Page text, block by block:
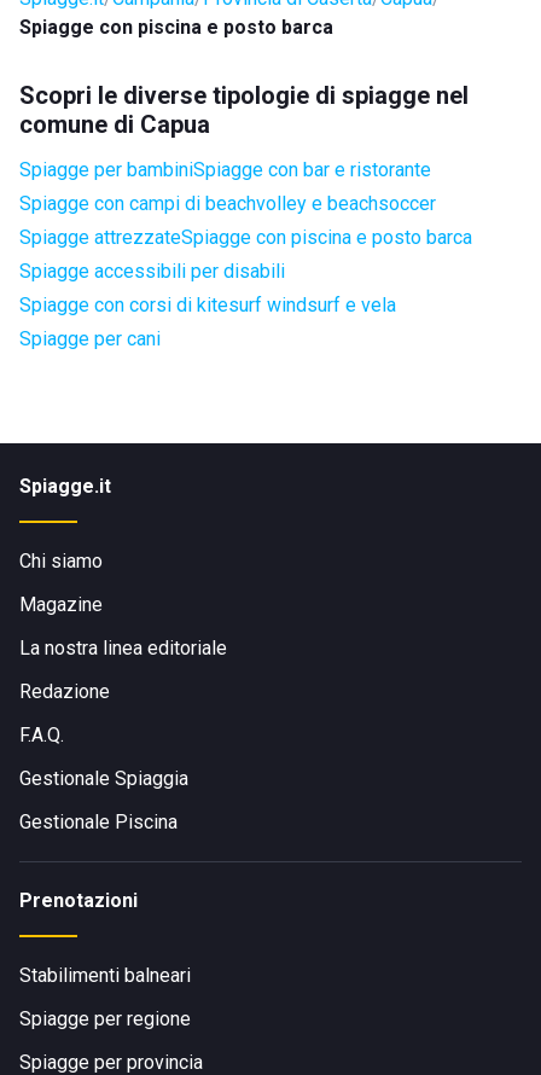
Spiagge con piscina e posto barca
Scopri le diverse tipologie di spiagge nel
comune di Capua
Spiagge per bambiniSpiagge con bar e ristorante
Spiagge con campi di beachvolley e beachsoccer
Spiagge attrezzateSpiagge con piscina e posto barca
Spiagge accessibili per disabili
Spiagge con corsi di kitesurf windsurf e vela
Spiagge per cani
Spiagge.it
Chi siamo
Magazine
La nostra linea editoriale
Redazione
F.A.Q.
Gestionale Spiaggia
Gestionale Piscina
Prenotazioni
Stabilimenti balneari
Spiagge per regione
Spiagge per provincia